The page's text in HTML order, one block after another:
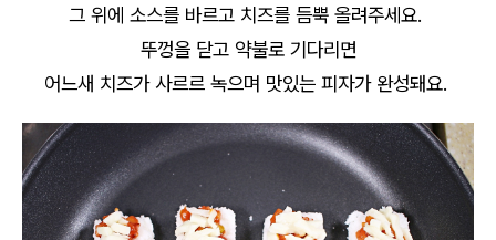
그 위에 소스를 바르고 치즈를 듬뿍 올려주세요.
뚜껑을 닫고 약불로 기다리면
어느새 치즈가 사르르 녹으며 맛있는 피자가 완성돼요.